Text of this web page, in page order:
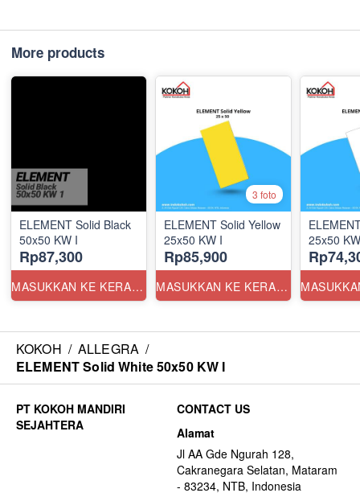
More products
ELEMENT Solid Black
50x50 KW I
Rp87,300
MASUKKAN KE KERANJANG
3 foto
ELEMENT Solid Yellow
25x50 KW I
Rp85,900
MASUKKAN KE KERANJANG
25x50
KOKOH / ALLEGRA /
ELEMENT Solid White 50x50 KW I
CONTACT US
Alamat
Jl AA Gde Ngurah 128,
Cakranegara Selatan, Mataram
- 83234, NTB, Indonesia